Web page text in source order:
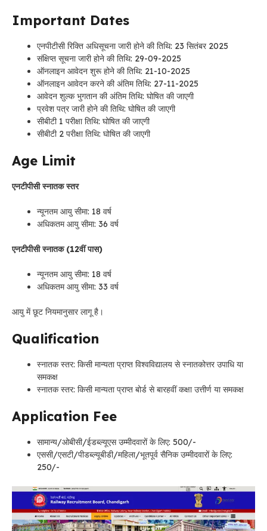
Important Dates
एनपीटीसी रिक्ति अधिसूचना जारी होने की तिथि: 23 सितंबर 2025
संक्षिप्त सूचना जारी होने की तिथि: 29-09-2025
ऑनलाइन आवेदन शुरू होने की तिथि: 21-10-2025
ऑनलाइन आवेदन करने की अंतिम तिथि: 27-11-2025
आवेदन शुल्क भुगतान की अंतिम तिथि: घोषित की जाएगी
प्रवेश पत्र जारी होने की तिथि: घोषित की जाएगी
सीबीटी 1 परीक्षा तिथि: घोषित की जाएगी
सीबीटी 2 परीक्षा तिथि: घोषित की जाएगी
Age Limit
एनटीपीसी स्नातक स्तर
न्यूनतम आयु सीमा: 18 वर्ष
अधिकतम आयु सीमा: 36 वर्ष
एनटीपीसी स्नातक (12वीं पास)
न्यूनतम आयु सीमा: 18 वर्ष
अधिकतम आयु सीमा: 33 वर्ष
आयु में छूट नियमानुसार लागू है।
Qualification
स्नातक स्तर: किसी मान्यता प्राप्त विश्वविद्यालय से स्नातकोत्तर उपाधि या
समकक्ष
स्नातक स्तर: किसी मान्यता प्राप्त बोर्ड से बारहवीं कक्षा उत्तीर्ण या समकक्ष
Application Fee
सामान्य/ओबीसी/ईडब्ल्यूएस उम्मीदवारों के लिए: 500/-
एससी/एसटी/पीडब्ल्यूबीडी/महिला/भूतपूर्व सैनिक उम्मीदवारों के लिए:
250/-